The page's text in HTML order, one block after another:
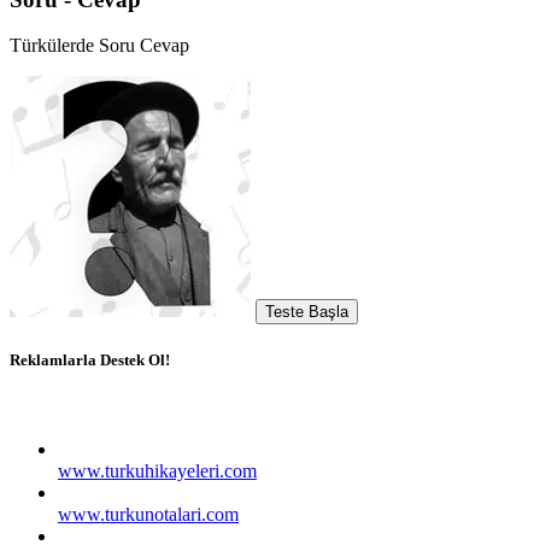
Türkülerde Soru Cevap
Teste Başla
Reklamlarla Destek Ol!
www.turkuhikayeleri.com
www.turkunotalari.com